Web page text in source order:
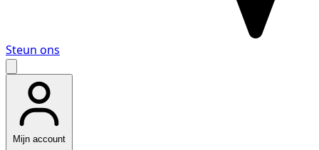
Steun ons
Mijn account